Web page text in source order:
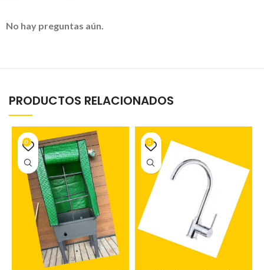
No hay preguntas aún.
PRODUCTOS RELACIONADOS
0 0